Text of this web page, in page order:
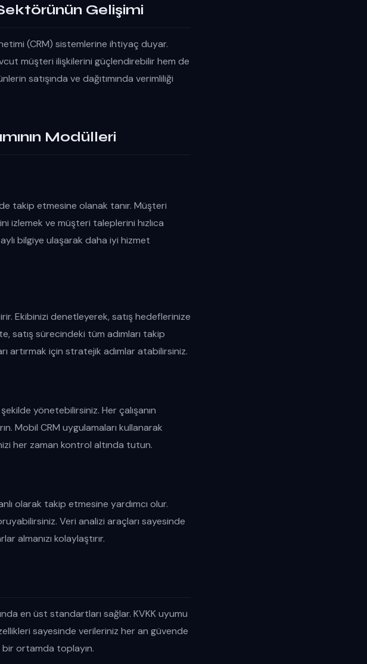
Gelişimi
(CRM) sistemlerine ihtiyaç duyar.
müşteri ilişkilerini güçlendirebilir hem de
satışında ve dağıtımında verimliliği
Modülleri
takip etmesine olanak tanır. Müşteri
izlemek ve müşteri taleplerini hızlıca
bilgiye ulaşarak daha iyi hizmet
Ekibinizi denetleyerek, satış hedeflerinize
satış sürecindeki tüm adımları takip
artırmak için stratejik adımlar atabilirsiniz.
yönetebilirsiniz. Her çalışanın
Mobil CRM uygulamaları kullanarak
her zaman kontrol altında tutun.
olarak takip etmesine yardımcı olur.
Veri analizi araçları sayesinde
almanızı kolaylaştırır.
en üst standartları sağlar. KVKK uyumu
sayesinde verileriniz her an güvende
bir ortamda toplayın.